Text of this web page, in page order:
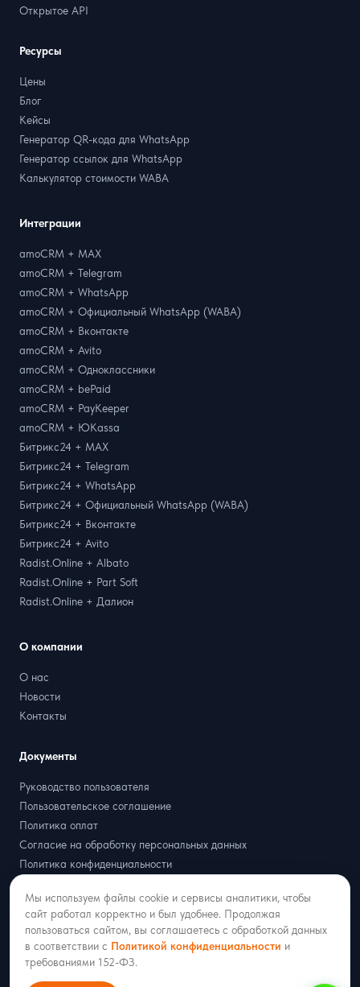
Интеграции
amoCRM + MAX
amoCRM + Telegram
amoCRM + WhatsApp
amoCRM + Официальный WhatsApp (WABA)
amoCRM + Вконтакте
amoCRM + Avito
amoCRM + Одноклассники
amoCRM + bePaid
amoCRM + PayKeeper
amoCRM + ЮKassa
Битрикс24 + MAX
Битрикс24 + Telegram
Битрикс24 + WhatsApp
Битрикс24 + Официальный WhatsApp (WABA)
Битрикс24 + Вконтакте
Битрикс24 + Avito
Radist.Online + Albato
Radist.Online + Part Soft
Radist.Online + Далион
Открытое API
Ресурсы
Цены
Блог
Кейсы
Генератор QR-кода для WhatsApp
Генератор ссылок для WhatsApp
Калькулятор стоимости WABA
О компании
О нас
Новости
Контакты
Документы
Руководство пользователя
Пользовательское соглашение
Политика оплат
Согласие на обработку персональных данных
Политика конфиденциальности
Партнёрская оферта
2018–2026 ООО «РАДИСТ ОНЛАЙН»
Мы используем файлы cookie и сервисы аналитики, чтобы
сайт работал корректно и был удобнее. Продолжая
пользоваться сайтом, вы соглашаетесь с обработкой данных
в соответствии с Политикой конфиденциальности и
требованиями 152-ФЗ.